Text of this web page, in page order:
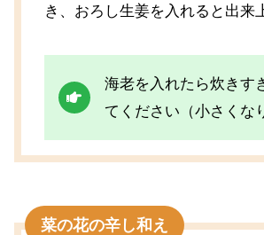
き、おろし生姜を入れると出来
海老を入れたら炊きす
てください（小さくな
菜の花の辛し和え